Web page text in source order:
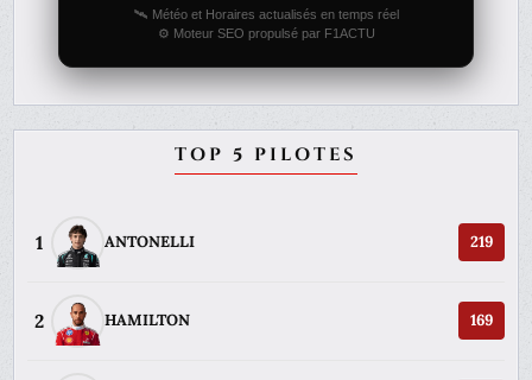
🛰️ Météo et Horaires actualisés en temps réel
⚙️ Moteur SEO propulsé par F1ACTU
TOP 5 PILOTES
1 ANTONELLI 219
2 HAMILTON 169